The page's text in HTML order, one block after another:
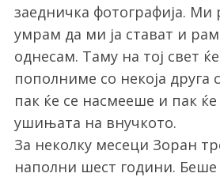
заедничка фотографија. Ми
умрам да ми ја стават и
однесам. Таму на тој свет ќе
пополниме со некоја друга
пак ќе се насмееше и пак
ушињата на внучкото.
За неколку месеци Зоран
наполни шест години.